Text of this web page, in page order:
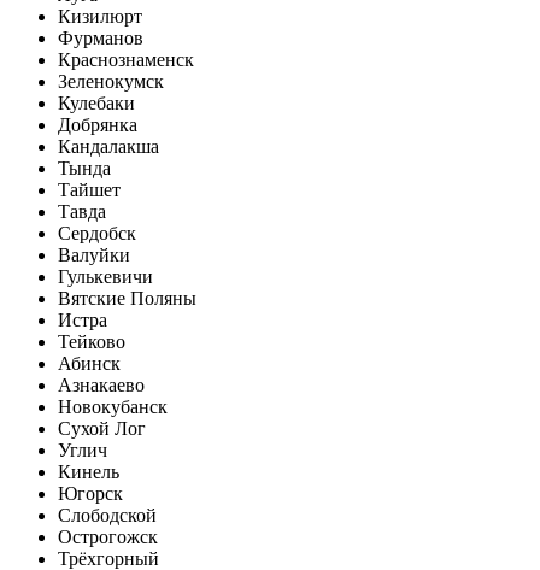
Кизилюрт
Фурманов
Краснознаменск
Зеленокумск
Кулебаки
Добрянка
Кандалакша
Тында
Тайшет
Тавда
Сердобск
Валуйки
Гулькевичи
Вятские Поляны
Истра
Тейково
Абинск
Азнакаево
Новокубанск
Сухой Лог
Углич
Кинель
Югорск
Слободской
Острогожск
Трёхгорный